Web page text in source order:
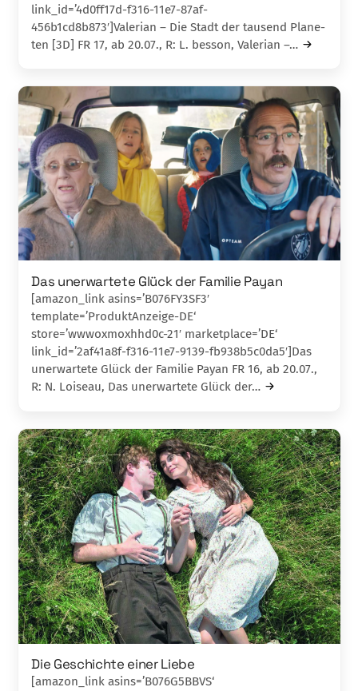
link_id=’4d0ff17d-f316-11e7-87af-
456b1cd8b873′]Valerian – Die Stadt der tausend Pla­ne­
ten [3D] FR 17, ab 20.07., R: L. besson, Valerian –…
Das unerwartete Glück der Familie Payan
[amazon_link asins=’B076FY3SF3′
template=’ProduktAnzeige-DE‘
store=’wwwoxmoxhhd0c-21′ marketplace=’DE‘
link_id=’2af41a8f-f316-11e7-9139-fb938b5c0da5′]Das
unerwartete Glück der Familie Payan FR 16, ab 20.07.,
R: N. Loiseau, Das unerwartete Glück der…
Die Geschichte einer Liebe
[amazon_link asins=’B076G5BBVS‘